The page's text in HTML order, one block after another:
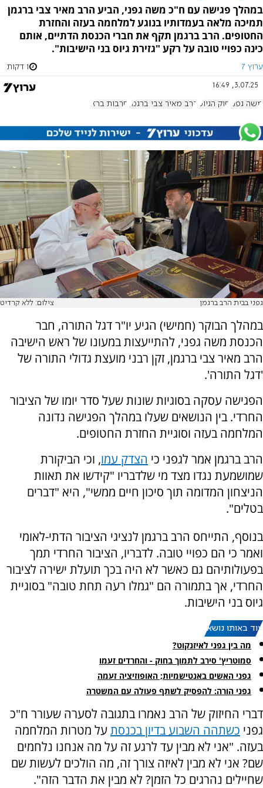
במהלך פגישה עם ח"כ משה גפני, הביע הרב מאיר צבי ברגמן
תמיכה מלאה בעמדותיו בנוגע למלחמה בעזה והחזרת
החטופים. הרב ברגמן תקף את חברי הכנסת הדתיים, אותם
כינה כפויי טובה על רקע "גזירת גיוס בני הישיבות".
ערוץ 7 1 דקות
3.07.25, 16:49
משה גפני חוק הגיוס הרב מאיר צבי ברגמן חרבות ברזל
גפני בבית הרב ברגמן צילום: ללא קרדיט
במהלך הבוקר (חמישי) הגיע יו"ר דגל התורה, חבר
הכנסת משה גפני, להתייעצות במעונו של ראש הישיבה
הרב מאיר צבי ברגמן, זקן רבני מועצת גדולי התורה של
'דגל התורה'.
הפגישה עסקה בסוגיות שונות שעל סדר יומו של הציבור
החרדי. בין הנושאים שעלו במהלך הפגישה נדונה
המלחמה בעזה וסוגיית החזרת החטופים.
הרב ברגמן אמר לגפני כי הצדק עמו, וכי הביקורת
שמושמעת נגדו מצד מי שלדבריו "קידשו את תאוות
הניצחון המדומה תוך סיכון חיים ממשי", היא "דברים
בטלים".
בנוסף, התייחס הרב ברגמן לנציגי הציבור הדתי-לאומי
ואמר כי הם כפויי טובה. לדבריו, הציבור החרדי תמך
בפעולותיהם גם כאשר לא היה בכך תועלת ישירה לציבור
החרדי, אך בתמורה הם "גמלו רעה תחת טובה" בסוגיית
גיוס בני הישיבות.
עוד באותו נושא:
מה בין גפני לאיזנקוט?
סמוטריץ' סירב לתמוך בחוק - והחרדים זעמו
גפני האשים באנטישמיות; האופוזיציה זעמה
גפני הורה: להפסיק לשתף פעולה עם המשטרה
דברי החיזוק של הרב נאמרו בתגובה לסערה שעורר ח"כ
גפני כשתהה השבוע בדיון בכנסת על מטרות המלחמה
בעזה. "אני לא מבין עד לרגע זה על מה אנחנו נלחמים
שם? אני לא מבין לאיזה צורך זה, מה הולכים לעשות שם
שחיילים נהרגים כל הזמן? לא מבין את הדבר הזה".